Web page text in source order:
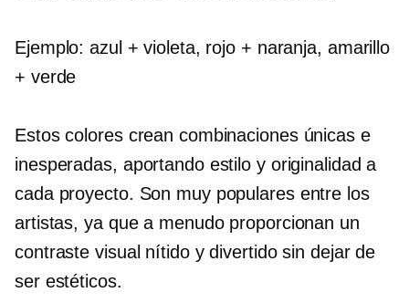
Ejemplo: azul + violeta, rojo + naranja, amarillo
+ verde
Estos colores crean combinaciones únicas e
inesperadas, aportando estilo y originalidad a
cada proyecto. Son muy populares entre los
artistas, ya que a menudo proporcionan un
contraste visual nítido y divertido sin dejar de
ser estéticos.